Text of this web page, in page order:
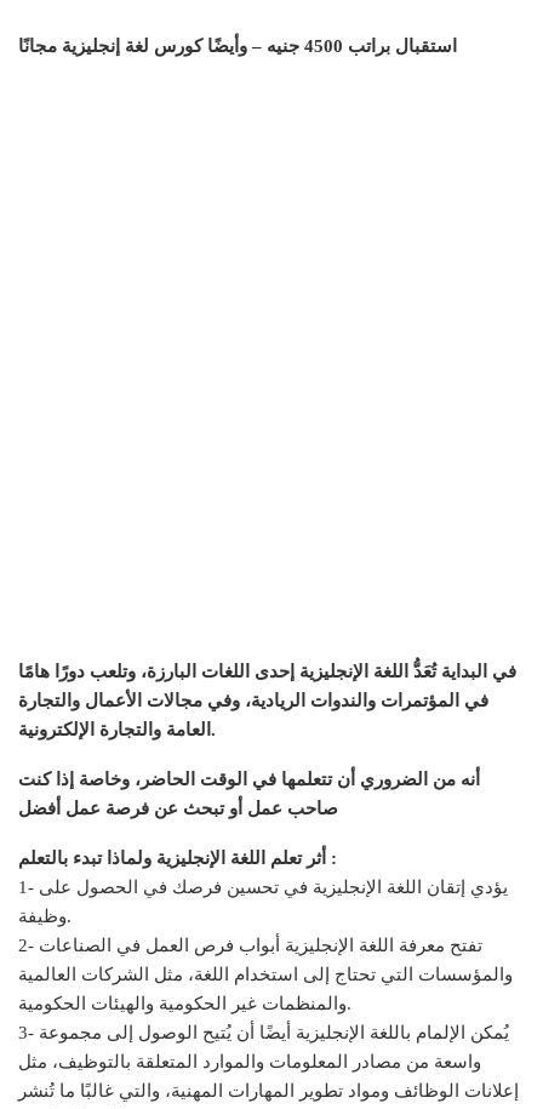
استقبال براتب 4500 جنيه – وأيضًا كورس لغة إنجليزية مجانًا
في البداية تُعَدُّ اللغة الإنجليزية إحدى اللغات البارزة، وتلعب دورًا هامًا
في المؤتمرات والندوات الريادية، وفي مجالات الأعمال والتجارة
العامة والتجارة الإلكترونية.
أنه من الضروري أن تتعلمها في الوقت الحاضر، وخاصة إذا كنت
صاحب عمل أو تبحث عن فرصة عمل أفضل
أثر تعلم اللغة الإنجليزية ولماذا تبدء بالتعلم :
1- يؤدي إتقان اللغة الإنجليزية في تحسين فرصك في الحصول على
وظيفة.
2- تفتح معرفة اللغة الإنجليزية أبواب فرص العمل في الصناعات
والمؤسسات التي تحتاج إلى استخدام اللغة، مثل الشركات العالمية
والمنظمات غير الحكومية والهيئات الحكومية.
3- يُمكن الإلمام باللغة الإنجليزية أيضًا أن يُتيح الوصول إلى مجموعة
واسعة من مصادر المعلومات والموارد المتعلقة بالتوظيف، مثل
إعلانات الوظائف ومواد تطوير المهارات المهنية، والتي غالبًا ما تُنشر